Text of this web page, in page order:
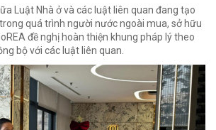
Luật Nhà ở và các luật liên quan đang tạo
quá trình người nước ngoài mua, sở hữu
đề nghị hoàn thiện khung pháp lý theo
bộ với các luật liên quan.